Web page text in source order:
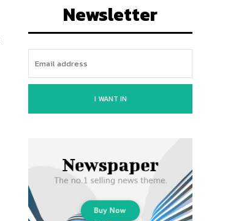
Newsletter
I WANT IN